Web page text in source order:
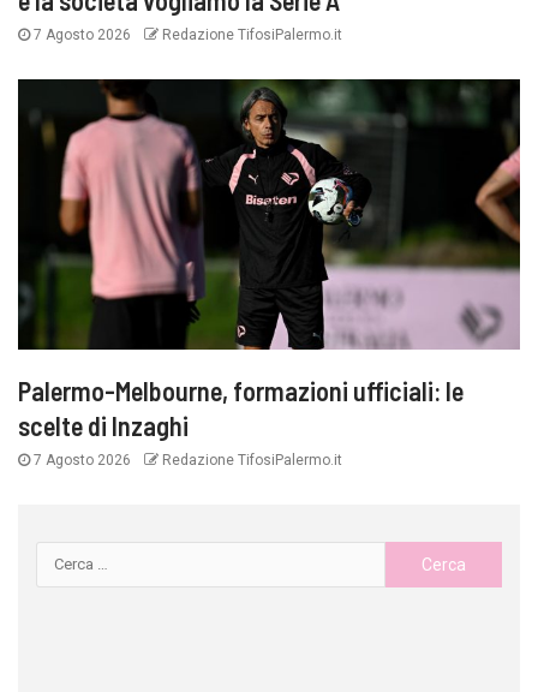
7 Agosto 2026 Redazione TifosiPalermo.it
Palermo-Melbourne, formazioni ufficiali: le
scelte di Inzaghi
7 Agosto 2026 Redazione TifosiPalermo.it